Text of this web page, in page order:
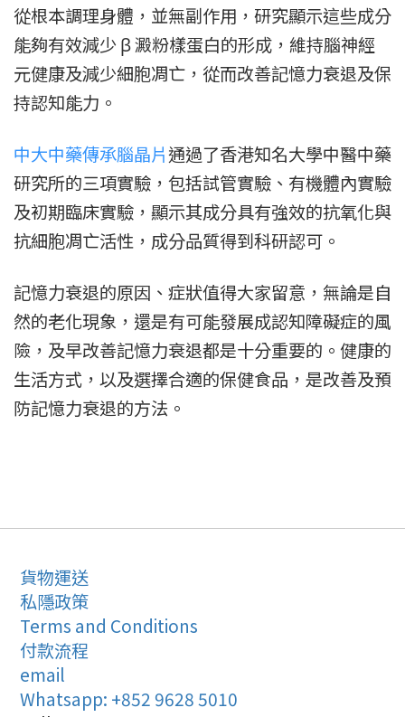
從根本調理身體，並無副作用，研究顯示這些成分
能夠有效減少 β 澱粉樣蛋白的形成，維持腦神經
元健康及減少細胞凋亡，從而改善記憶力衰退及保
持認知能力。
中大中藥傳承腦晶片通過了香港知名大學中醫中藥
研究所的三項實驗，包括試管實驗、有機體內實驗
及初期臨床實驗，顯示其成分具有強效的抗氧化與
抗細胞凋亡活性，成分品質得到科研認可。
記憶力衰退的原因、症狀值得大家留意，無論是自
然的老化現象，還是有可能發展成認知障礙症的風
險，及早改善記憶力衰退都是十分重要的。健康的
生活方式，以及選擇合適的保健食品，是改善及預
防記憶力衰退的方法。
貨物運送
私隱政策
Terms and Conditions
付款流程
email
Whatsapp: +852 9628 5010